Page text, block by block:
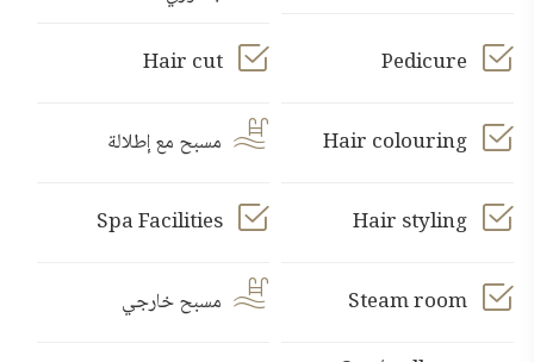
Pedicure
Hair cut
Hair colouring مسبح مع إطلالة
Hair styling
Spa Facilities
Steam room
مسبح خارجي